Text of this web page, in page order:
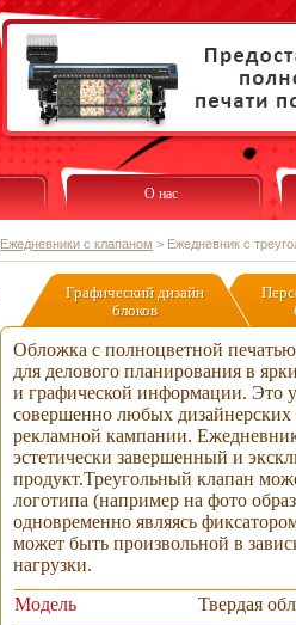
О нас
Ежедневники с клапаном > Ежедневник с
Графический дизайн
блоков
Обложка с полноцветной
для делового планирования в
и графической информации. Это
совершенно любых
рекламной кампании.
эстетически завершенный и
продукт.Треугольный клапан
логотипа (например на фото
одновременно являясь
может быть произвольной в
нагрузки.
Модель
Твердая